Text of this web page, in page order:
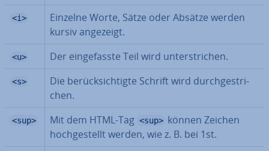
<i>
Einzelne Worte, Sätze oder Absätze werden
kursiv angezeigt.
<u> Der ein­ge­fass­te Teil wird un­ter­stri­chen.
<s>
Die be­rück­sich­tig­te Schrift wird durch­ge­stri­
chen.
<sup> Mit dem HTML-Tag <sup> können Zeichen
hoch­ge­stellt werden, wie z. B. bei 1st.